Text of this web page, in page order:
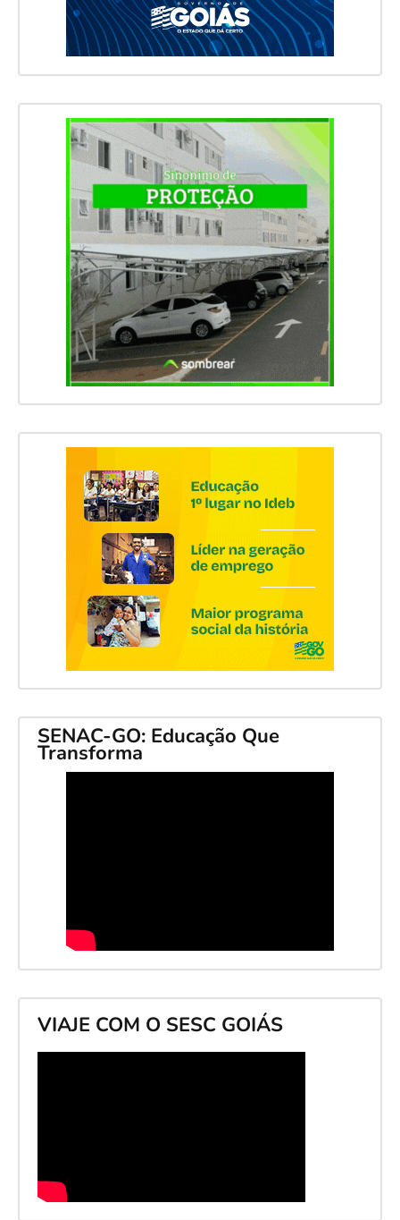
SENAC-GO: Educação Que
Transforma
VIAJE COM O SESC GOIÁS